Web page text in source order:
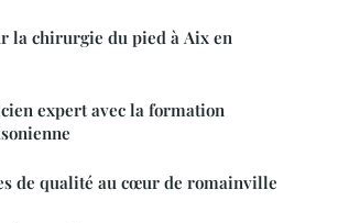
la chirurgie du pied à Aix en
expert avec la formation
de qualité au cœur de romainville